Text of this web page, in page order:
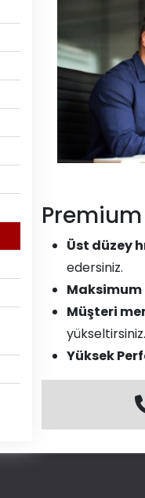
Premium
Üst düzey
edersiniz.
Maksimum
Müşteri
yükseltirsiniz.
Yüksek